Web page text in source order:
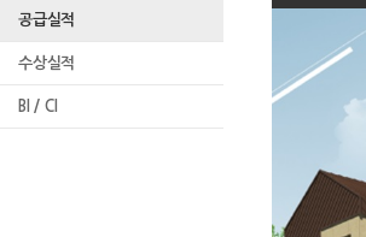
공급실적
수상실적
BI / CI